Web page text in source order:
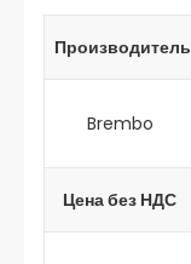
Производитель
Brembo
Цена без НДС